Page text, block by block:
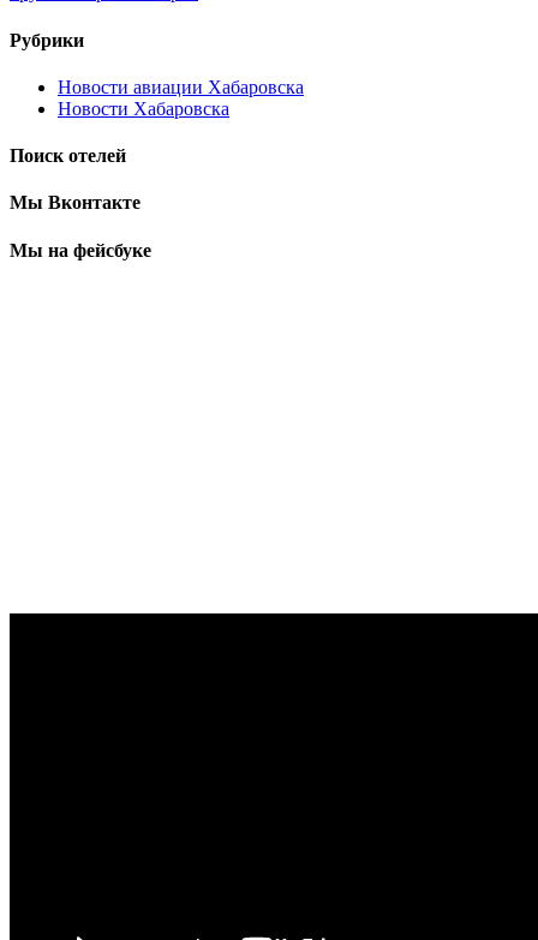
Рубрики
Новости авиации Хабаровска
Новости Хабаровска
Поиск отелей
Мы Вконтакте
Мы на фейсбуке